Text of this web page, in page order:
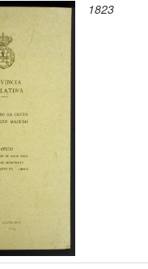
1823